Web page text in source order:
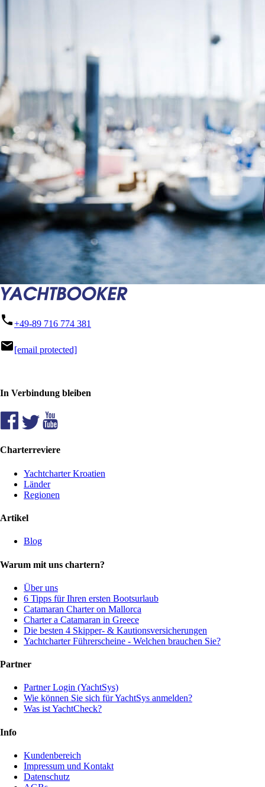
phone+49-89 716 774 381
mail[email protected]
In Verbindung bleiben
Charterreviere
Yachtcharter Kroatien
Länder
Regionen
Artikel
Blog
Warum mit uns chartern?
Über uns
6 Tipps für Ihren ersten Bootsurlaub
Catamaran Charter on Mallorca
Charter a Catamaran in Greece
Die besten 4 Skipper- & Kautionsversicherungen
Yachtcharter Führerscheine - Welchen brauchen Sie?
Partner
Partner Login (YachtSys)
Wie können Sie sich für YachtSys anmelden?
Was ist YachtCheck?
Info
Kundenbereich
Impressum und Kontakt
Datenschutz